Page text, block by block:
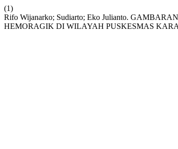
(1)
Rifo Wijanarko; Sudiarto; Eko Julianto.
HEMORAGIK DI WILAYAH PUSKESMAS